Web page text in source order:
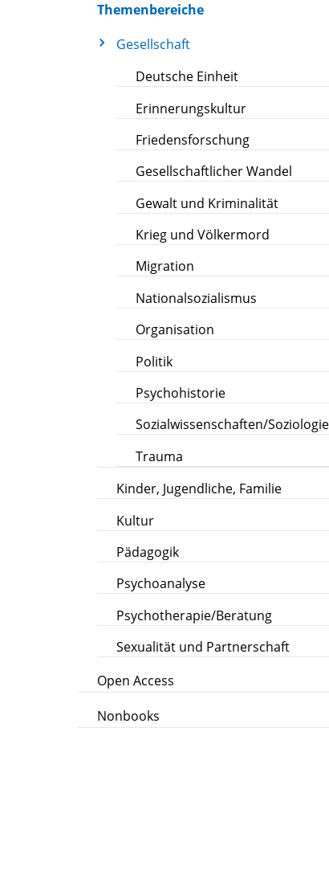
Themenbereiche
Gesellschaft
Deutsche Einheit
Erinnerungskultur
Friedensforschung
Gesellschaftlicher Wandel
Gewalt und Kriminalität
Krieg und Völkermord
Migration
Nationalsozialismus
Organisation
Politik
Psychohistorie
Sozialwissenschaften/Soziologie
Trauma
Kinder, Jugendliche, Familie
Kultur
Pädagogik
Psychoanalyse
Psychotherapie/Beratung
Sexualität und Partnerschaft
Open Access
Nonbooks